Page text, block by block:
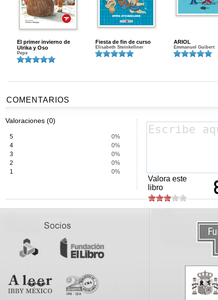
El primer invierno de
Ulrika y Oso
Pepe
Fiesta de fin de curso
Elisabeth Steinkellner
ARIOL
Emmanuel Guibert
COMENTARIOS
Valoraciones (0)
5
0%
4
0%
3
0%
2
0%
1
0%
Valora este
libro